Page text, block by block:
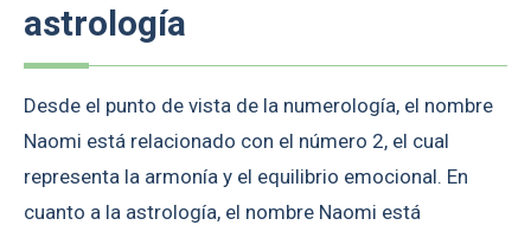
astrología
Desde el punto de vista de la numerología, el nombre
Naomi está relacionado con el número 2, el cual
representa la armonía y el equilibrio emocional. En
cuanto a la astrología, el nombre Naomi está